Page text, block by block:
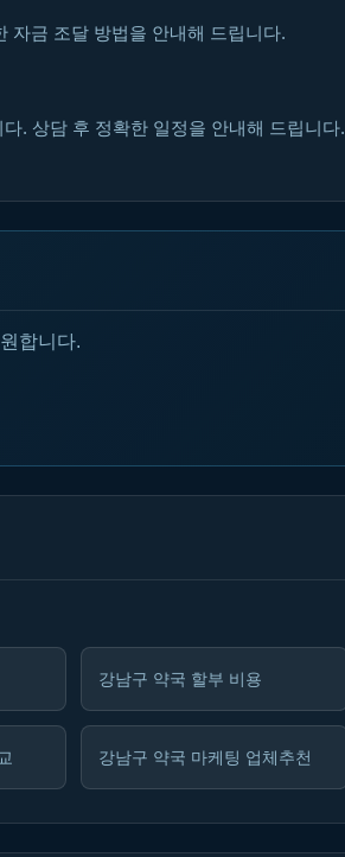
자금 조달 방법을 안내해 드립니다.
. 상담 후 정확한 일정을 안내해 드립니다.
합니다.
강남구 약국 할부 비용
강남구 약국 마케팅 업체추천